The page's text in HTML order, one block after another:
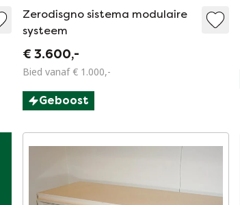
Zerodisgno sistema modulaire
systeem
€ 3.600,-
Bied vanaf € 1.000,-
Geboost